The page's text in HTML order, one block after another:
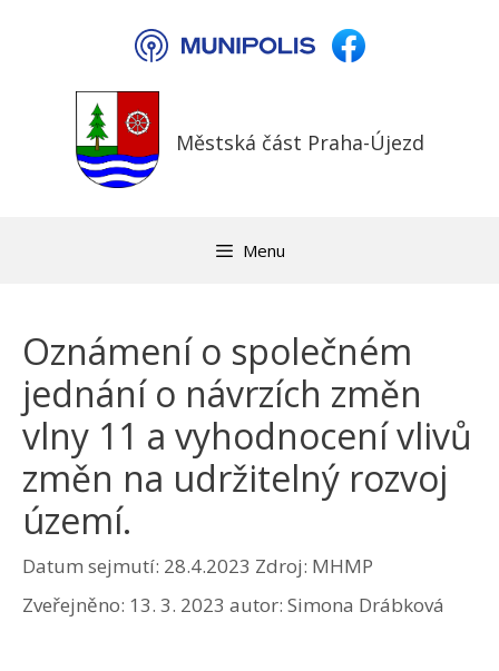
Městská část Praha-Újezd
Menu
Oznámení o společném
jednání o návrzích změn
vlny 11 a vyhodnocení vlivů
změn na udržitelný rozvoj
území.
Datum sejmutí: 28.4.2023 Zdroj: MHMP
Zveřejněno: 13. 3. 2023 autor: Simona Drábková